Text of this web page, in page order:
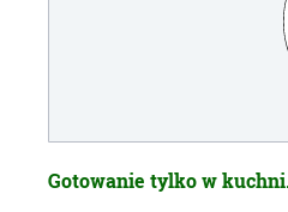
Gotowanie tylko w